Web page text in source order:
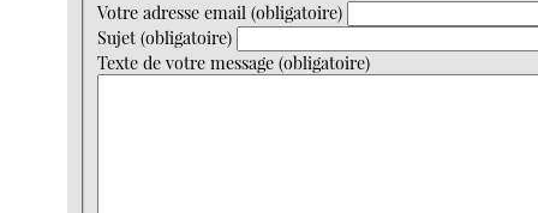
Votre adresse email (obligatoire)
Sujet (obligatoire)
Texte de votre message (obligatoire)